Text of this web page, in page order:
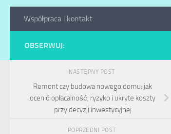
Współpraca i kontakt
OBSERWUJ:
NASTĘPNY POST
Remont czy budowa nowego domu: jak
ocenić opłacalność, ryzyko i ukryte koszty
przy decyzji inwestycyjnej
POPRZEDNI POST